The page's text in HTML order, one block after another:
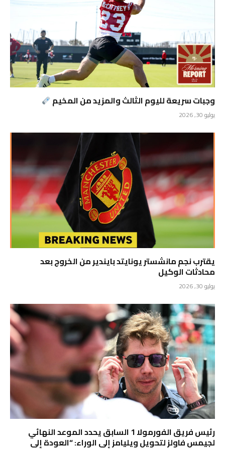
وجبات سريعة لليوم الثالث والمزيد من المخيم
يوليو 30, 2026
يقترب نجم مانشستر يونايتد بايندير من الخروج بعد
محادثات الوكيل
يوليو 30, 2026
رئيس فريق الفورمولا 1 السابق يحدد الموعد النهائي
لجيمس فاولز لتحويل ويليامز إلى الوراء: “العودة إلى